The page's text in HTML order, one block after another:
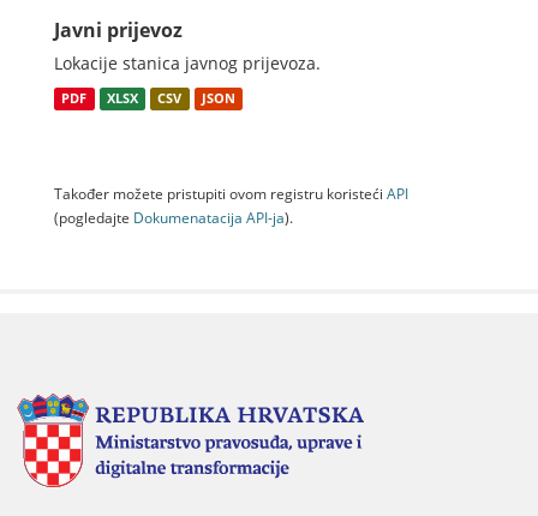
Javni prijevoz
Lokacije stanica javnog prijevoza.
PDF XLSX CSV JSON
Također možete pristupiti ovom registru koristeći API
(pogledajte Dokumenаtаcijа API-jа).